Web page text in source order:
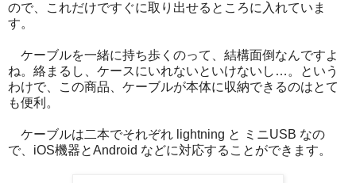
ので、これだけですぐに取り出せるところに入れていま
す。
ケーブルを一緒に持ち歩くのって、結構面倒なんですよ
ね。絡まるし、ケースにいれないといけないし…。という
わけで、この商品、ケーブルが本体に収納できるのはとて
も便利。
ケーブルは二本でそれぞれ lightning と ミニUSB なの
で、iOS機器とAndroid などに対応することができます。